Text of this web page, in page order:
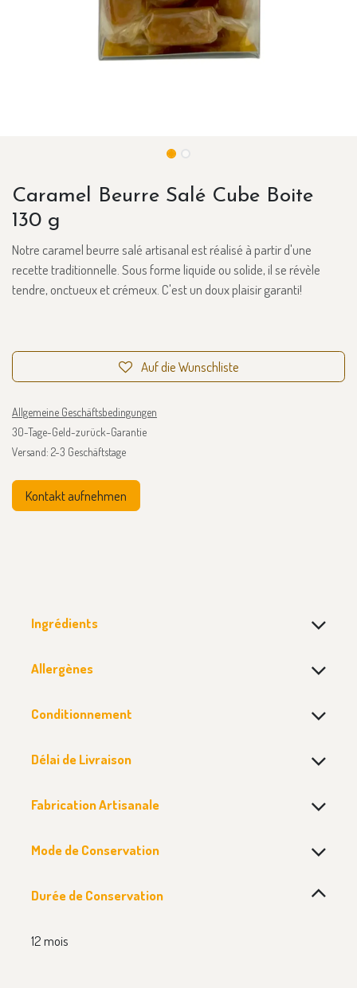
Caramel Beurre Salé Cube Boite
130 g
Notre caramel beurre salé artisanal est réalisé à partir d'une
recette traditionnelle. Sous forme liquide ou solide, il se révèle
tendre, onctueux et crémeux. C'est un doux plaisir garanti!
Auf die Wunschliste
Allgemeine Geschäftsbedingungen
30-Tage-Geld-zurück-Garantie
Versand: 2-3 Geschäftstage
Kontakt aufnehmen
Ingrédients
Allergènes
Conditionnement
Délai de Livraison
Fabrication Artisanale
Mode de Conservation
Durée de Conservation
12 mois